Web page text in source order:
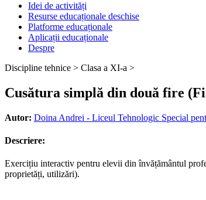
Idei de activități
Resurse educaționale deschise
Platforme educaționale
Aplicații educaționale
Despre
Discipline tehnice > Clasa a XI-a >
Cusătura simplă din două fire
Autor: Doina Andrei - Liceul Tehnologic Special
Descriere:
Exercițiu interactiv pentru elevii din învățământul
proprietăți, utilizări).